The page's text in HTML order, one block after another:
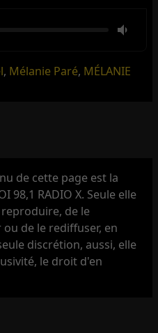
, Mélanie Paré, MÉLANIE
de cette page est la
98,1 RADIO X. Seule elle
de le
de le rediffuser, en
discrétion, aussi, elle
le droit d'en